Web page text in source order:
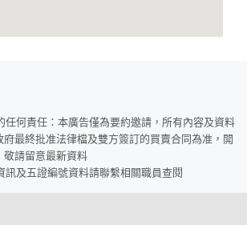
任何責任：本廣告僅為要約邀請，所有內容及資料
最終批准法律檔及雙方簽訂的買賣合同為准，開
敬請留意最新資料
訊及五證編號資料請聯繫相關職員查閱